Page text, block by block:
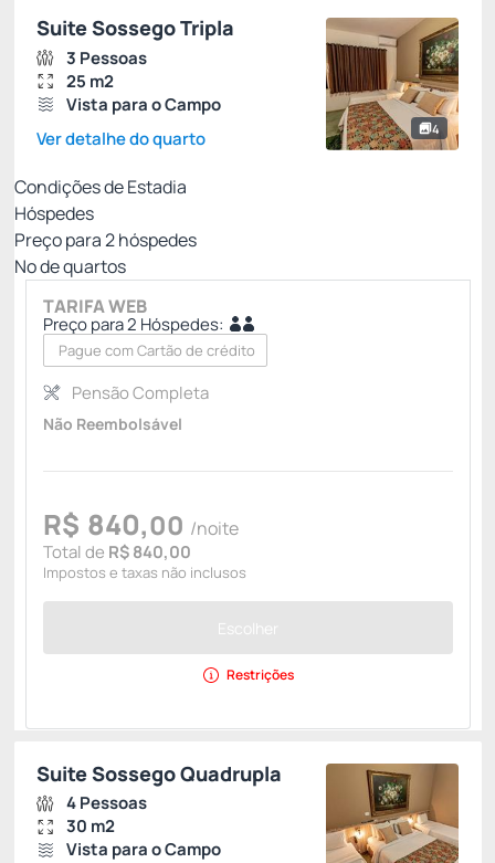
4
Suite Sossego Tripla
3 Pessoas
25 m2
Vista para o Campo
Ver detalhe do quarto
Condições de Estadia
Hóspedes
Preço para2hóspedes
Nº de quartos
TARIFA WEB
Preço para 2 Hóspedes:
Pague com Cartão de crédito
Pensão Completa
Não Reembolsável
R$ 840,00 /noite
Total de R$ 840,00
Impostos e taxas não inclusos
Escolher
Restrições
Suite Sossego Quadrupla
4 Pessoas
30 m2
Vista para o Campo